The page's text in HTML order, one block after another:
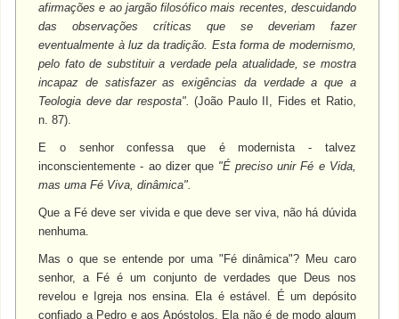
afirmações e ao jargão filosófico mais recentes, descuidando
das observações críticas que se deveriam fazer
eventualmente à luz da tradição. Esta forma de modernismo,
pelo fato de substituir a verdade pela atualidade, se mostra
incapaz de satisfazer as exigências da verdade a que a
Teologia deve dar resposta". (João Paulo II, Fides et Ratio,
n. 87).
E o senhor confessa que é modernista - talvez
inconscientemente - ao dizer que "É preciso unir Fé e Vida,
mas uma Fé Viva, dinâmica".
Que a Fé deve ser vivida e que deve ser viva, não há dúvida
nenhuma.
Mas o que se entende por uma "Fé dinâmica"? Meu caro
senhor, a Fé é um conjunto de verdades que Deus nos
revelou e Igreja nos ensina. Ela é estável. É um depósito
confiado a Pedro e aos Apóstolos. Ela não é de modo algum